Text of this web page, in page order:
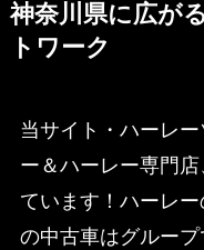
神奈川県に広が
トワーク
当サイト・ハーレ
ー＆ハーレー専門
ています！ハーレ
の中古車はグループ